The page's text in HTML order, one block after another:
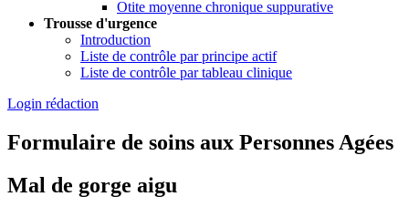
Otite moyenne chronique suppurative
Trousse d'urgence
Introduction
Liste de contrôle par principe actif
Liste de contrôle par tableau clinique
Login rédaction
Formulaire de soins aux Personnes Agées
Mal de gorge aigu